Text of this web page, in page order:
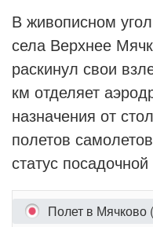
В живописном
села Верхнее
раскинул свои
км отделяет
назначения от
полетов
статус
Полет в Мячково